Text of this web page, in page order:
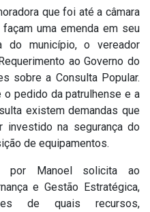
que foi até a câmara
uma emenda em seu
do município, o vereador
ao Governo do
sobre a Consulta Popular.
pedido da patrulhense e a
existem demandas que
investido na segurança do
de equipamentos.
por Manoel solicita ao
e Gestão Estratégica,
de quais recursos,